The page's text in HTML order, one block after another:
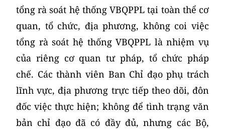
tổng rà soát hệ thống VBQPPL tại toàn thể cơ
quan, tổ chức, địa phương, không coi việc
tổng rà soát hệ thống VBQPPL là nhiệm vụ
của riêng cơ quan tư pháp, tổ chức pháp
chế. Các thành viên Ban Chỉ đạo phụ trách
lĩnh vực, địa phương trực tiếp theo dõi, đôn
đốc việc thực hiện; không để tình trạng văn
bản chỉ đạo đã có đầy đủ, nhưng các Bộ,